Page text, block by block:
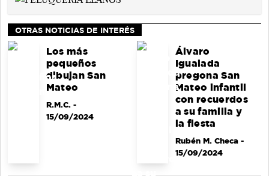
OTRAS NOTICIAS DE INTERÉS
Los más
pequeños
dibujan San
Mateo
R.M.C.-
15/09/2024
Álvaro
Igualada
pregona San
Mateo infantil
con recuerdos
a su familia y
la fiesta
Rubén M. Checa-
15/09/2024